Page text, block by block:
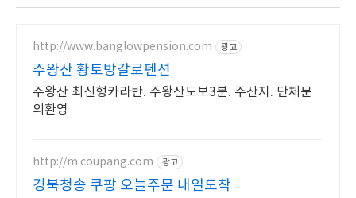
http://www.banglowpension.com 광고
주왕산 황토방갈로펜션
주왕산 최신형카라반. 주왕산도보3분. 주산지. 단체문
의환영
http://m.coupang.com 광고
경북청송 쿠팡 오늘주문 내일도착